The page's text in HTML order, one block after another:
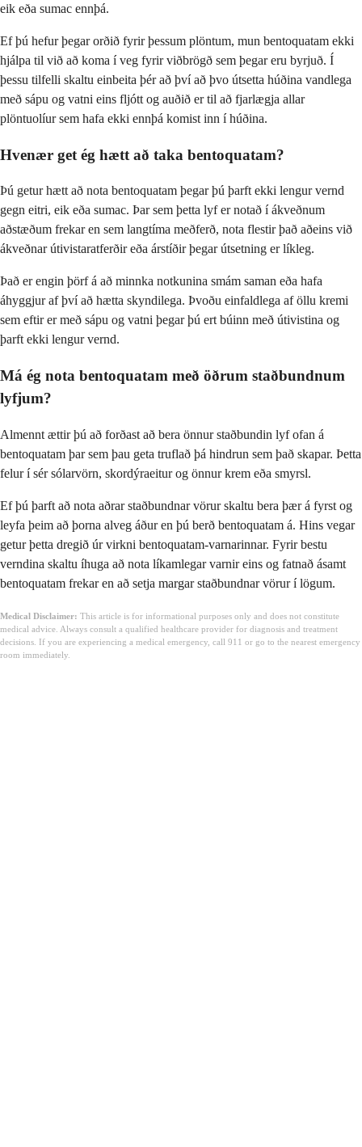
eik eða sumac ennþá.
Ef þú hefur þegar orðið fyrir þessum plöntum, mun bentoquatam ekki
hjálpa til við að koma í veg fyrir viðbrögð sem þegar eru byrjuð. Í
þessu tilfelli skaltu einbeita þér að því að þvo útsetta húðina vandlega
með sápu og vatni eins fljótt og auðið er til að fjarlægja allar
plöntuolíur sem hafa ekki ennþá komist inn í húðina.
Hvenær get ég hætt að taka bentoquatam?
Þú getur hætt að nota bentoquatam þegar þú þarft ekki lengur vernd
gegn eitri, eik eða sumac. Þar sem þetta lyf er notað í ákveðnum
aðstæðum frekar en sem langtíma meðferð, nota flestir það aðeins við
ákveðnar útivistaratferðir eða árstíðir þegar útsetning er líkleg.
Það er engin þörf á að minnka notkunina smám saman eða hafa
áhyggjur af því að hætta skyndilega. Þvoðu einfaldlega af öllu kremi
sem eftir er með sápu og vatni þegar þú ert búinn með útivistina og
þarft ekki lengur vernd.
Má ég nota bentoquatam með öðrum staðbundnum
lyfjum?
Almennt ættir þú að forðast að bera önnur staðbundin lyf ofan á
bentoquatam þar sem þau geta truflað þá hindrun sem það skapar. Þetta
felur í sér sólarvörn, skordýraeitur og önnur krem eða smyrsl.
Ef þú þarft að nota aðrar staðbundnar vörur skaltu bera þær á fyrst og
leyfa þeim að þorna alveg áður en þú berð bentoquatam á. Hins vegar
getur þetta dregið úr virkni bentoquatam-varnarinnar. Fyrir bestu
verndina skaltu íhuga að nota líkamlegar varnir eins og fatnað ásamt
bentoquatam frekar en að setja margar staðbundnar vörur í lögum.
Medical Disclaimer: This article is for informational purposes only and does not constitute
medical advice. Always consult a qualified healthcare provider for diagnosis and treatment
decisions. If you are experiencing a medical emergency, call 911 or go to the nearest emergency
room immediately.